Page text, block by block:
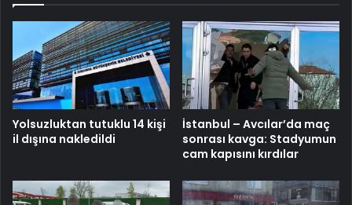
Yolsuzluktan tutuklu 14 kişi
il dışına nakledildi
İstanbul – Avcılar’da maç
sonrası kavga: Stadyumun
cam kapısını kırdılar